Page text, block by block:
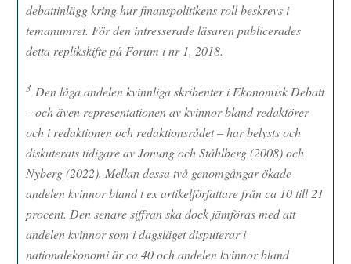
debattinlägg kring hur finanspolitikens roll beskrevs i
temanumret. För den intresserade läsaren publicerades
detta replikskifte på Forum i nr 1, 2018.
3 Den låga andelen kvinnliga skribenter i Ekonomisk Debatt
– och även representationen av kvinnor bland redaktörer
och i redaktionen och redaktionsrådet – har belysts och
diskuterats tidigare av Jonung och Ståhlberg (2008) och
Nyberg (2022). Mellan dessa två genomgångar ökade
andelen kvinnor bland t ex artikelförfattare från ca 10 till 21
procent. Den senare siffran ska dock jämföras med att
andelen kvinnor som i dagsläget disputerar i
nationalekonomi är ca 40 och andelen kvinnor bland